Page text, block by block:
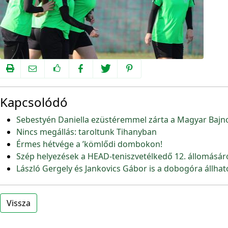
Kapcsolódó
Sebestyén Daniella ezüstéremmel zárta a Magyar
Nincs megállás: taroltunk Tihanyban
Érmes hétvége a ’kömlődi dombokon!
Szép helyezések a HEAD-teniszvetélkedő 12.
László Gergely és Jankovics Gábor is a dobogóra
Vissza